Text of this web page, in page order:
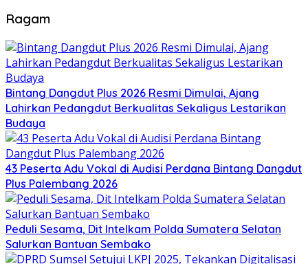
Ragam
Bintang Dangdut Plus 2026 Resmi Dimulai, Ajang
Lahirkan Pedangdut Berkualitas Sekaligus Lestarikan
Budaya
43 Peserta Adu Vokal di Audisi Perdana Bintang Dangdut
Plus Palembang 2026
Peduli Sesama, Dit Intelkam Polda Sumatera Selatan
Salurkan Bantuan Sembako